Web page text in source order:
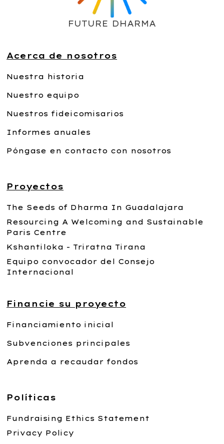
FUTURE DHARMA
Acerca de nosotros
Nuestra historia
Nuestro equipo
Nuestros fideicomisarios
Informes anuales
Póngase en contacto con nosotros
Proyectos
The Seeds of Dharma In Guadalajara
Resourcing A Welcoming and Sustainable
Paris Centre
Kshantiloka - Triratna Tirana
Equipo convocador del Consejo
Internacional
Financie su proyecto
Financiamiento inicial
Subvenciones principales
Aprenda a recaudar fondos
Políticas
Fundraising Ethics Statement
Privacy Policy